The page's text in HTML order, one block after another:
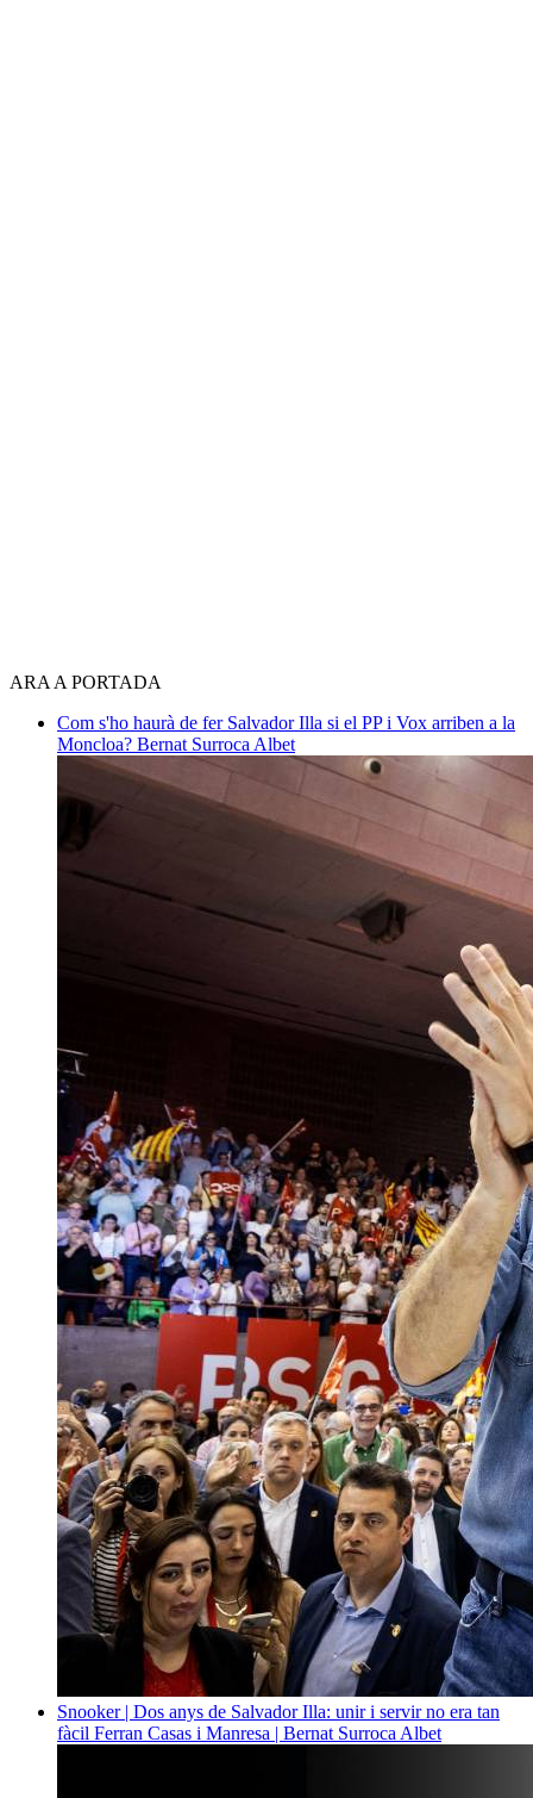
ARA A PORTADA
Com s'ho haurà de fer Salvador Illa si el PP i Vox arriben a la
Moncloa? Bernat Surroca Albet
Snooker | Dos anys de Salvador Illa: unir i servir no era tan
fàcil Ferran Casas i Manresa | Bernat Surroca Albet